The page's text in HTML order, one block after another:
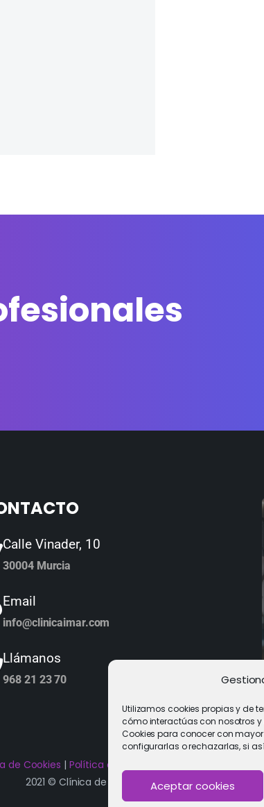
Utilizamos cookies propias y de
cómo interactúas con nosotros y
Cookies para conocer con
configurarlas o rechazarlas, si
Aceptar cookies
Calle Vinader, 10
30004 Murcia
Email
info@clinicaimar.com
Llámanos
968 21 23 70
de Cookies | Política de privacidad
2021 © Clínica de Fertilidad Imar